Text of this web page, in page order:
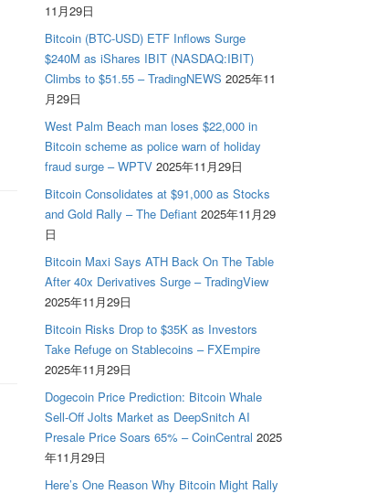
11月29日
Bitcoin (BTC-USD) ETF Inflows Surge
$240M as iShares IBIT (NASDAQ:IBIT)
Climbs to $51.55 – TradingNEWS 2025年11
月29日
West Palm Beach man loses $22,000 in
Bitcoin scheme as police warn of holiday
fraud surge – WPTV 2025年11月29日
Bitcoin Consolidates at $91,000 as Stocks
and Gold Rally – The Defiant 2025年11月29
日
Bitcoin Maxi Says ATH Back On The Table
After 40x Derivatives Surge – TradingView
2025年11月29日
Bitcoin Risks Drop to $35K as Investors
Take Refuge on Stablecoins – FXEmpire
2025年11月29日
Dogecoin Price Prediction: Bitcoin Whale
Sell-Off Jolts Market as DeepSnitch AI
Presale Price Soars 65% – CoinCentral 2025
年11月29日
Here’s One Reason Why Bitcoin Might Rally